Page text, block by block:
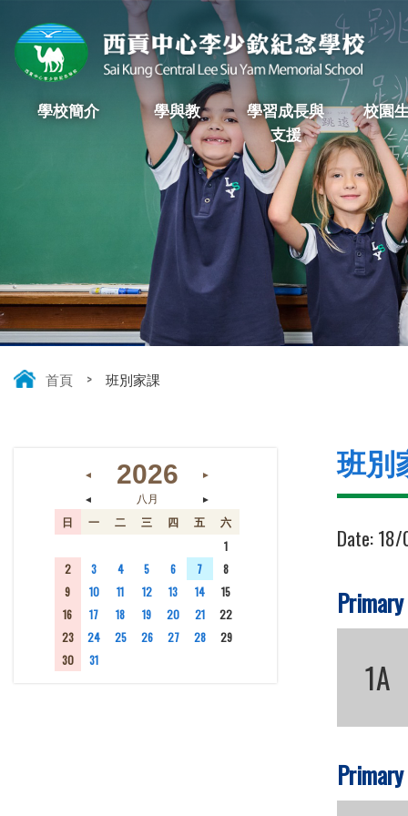
學校簡介 學與教
學習成長與
支援
校園
首頁 > 班別家課
班別
Date:18/
1A
◄ 2026
►
◄
八月 ►
日 一 二 三 四 五
六
1
2
3 4 5 6 7
8
9
10 11 12 13 14
15
16
17 18 19 20 21
22
23
24 25 26 27 28
29
30
31